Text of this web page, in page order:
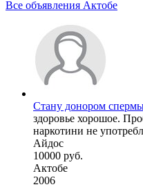
Все объявления Актобе
Стану донором
здоровье хорошое.
наркотини не
Айдос
10000 руб.
Актобе
2006